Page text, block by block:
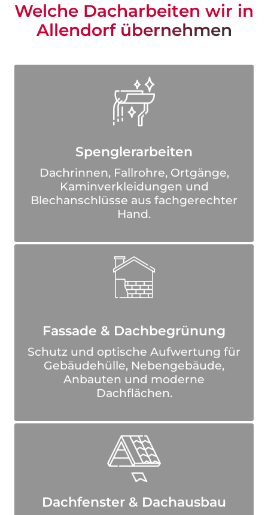
Welche Dacharbeiten wir in
Allendorf übernehmen
Spenglerarbeiten
Dachrinnen, Fallrohre, Ortgänge,
Kaminverkleidungen und
Blechanschlüsse aus fachgerechter
Hand.
Fassade & Dachbegrünung
Schutz und optische Aufwertung für
Gebäudehülle, Nebengebäude,
Anbauten und moderne
Dachflächen.
Dachfenster & Dachausbau